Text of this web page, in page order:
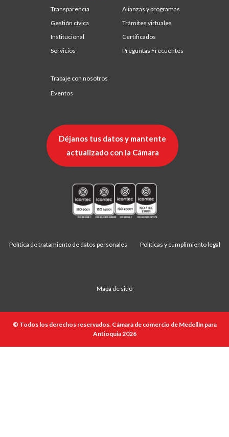
Transparencia
Alianzas y programas
Gestión cívica
Trámites virtuales
Institucional
Certificados
Servicios
Preguntas Frecuentes
Trabaje con nosotros
Eventos
Déjanos tus datos y mantente
actualizado con la Cámara
Política de tratamiento de datos personales Políticas y cumplimiento legal
Mapa de sitio
© Todos los derechos reservados. Cámara de comercio de Medellín para
Antioquia 2026